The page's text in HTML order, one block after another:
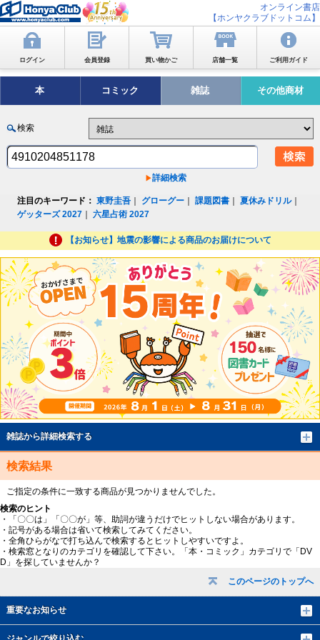
オンライン書店
【ホンヤクラブドットコム】
ログイン 会員登録 買い物かご 店舗一覧 ご利用ガイド
本 コミック 雑誌 その他商材
検索
詳細検索
注目のキーワード： 東野圭吾 グローグー ｜課題図書 ｜夏休みドリル｜
ゲッターズ 2027 ｜六星占術 2027
【お知らせ】地震の影響による商品のお届けについて
このページのトップへ
重要なお知らせ
雑誌から詳細検索する
検索結果
ご指定の条件に一致する商品が見つかりませんでした。
検索のヒント
・「〇〇は」「〇〇が」等、助詞が違うだけでヒットしない場合があります。
・記号がある場合は省いて検索してみてください。
・全角ひらがなで打ち込んで検索するとヒットしやすいですよ。
・検索窓となりのカテゴリを確認して下さい。「本・コミック」カテゴリで「DV
D」を探していませんか？